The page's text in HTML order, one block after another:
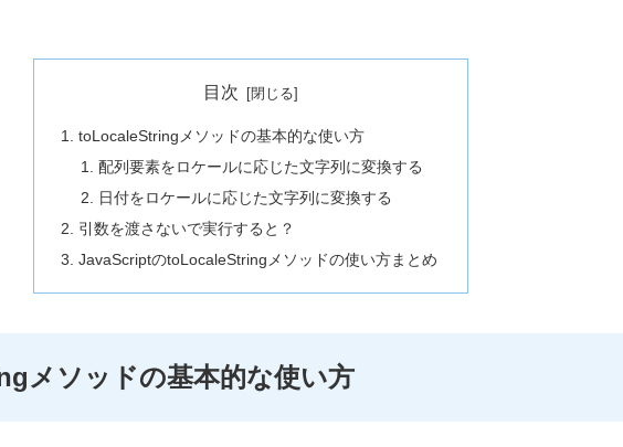
目次
toLocaleStringメソッドの基本的な使い方
配列要素をロケールに応じた文字列に変換する
日付をロケールに応じた文字列に変換する
引数を渡さないで実行すると？
JavaScriptのtoLocaleStringメソッドの使い方まとめ
メソッドの基本的な使い方